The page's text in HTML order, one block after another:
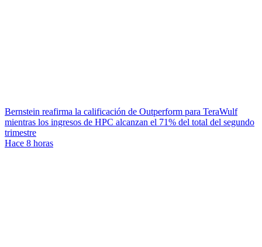
Bernstein reafirma la calificación de Outperform para TeraWulf
mientras los ingresos de HPC alcanzan el 71% del total del segundo
trimestre
Hace 8 horas